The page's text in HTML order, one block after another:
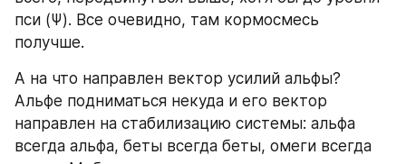
пси (Ψ). Все очевидно, там кормосмесь
получше.
А на что направлен вектор усилий альфы?
Альфе подниматься некуда и его вектор
направлен на стабилизацию системы: альфа
всегда альфа, беты всегда беты, омеги всегда